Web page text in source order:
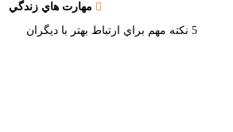
مهارت هاي زندگي
5 نكته مهم براي ارتباط بهتر با ديگران